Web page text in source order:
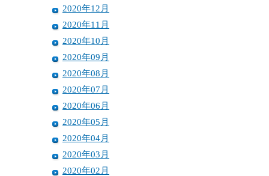
2020年12月
2020年11月
2020年10月
2020年09月
2020年08月
2020年07月
2020年06月
2020年05月
2020年04月
2020年03月
2020年02月